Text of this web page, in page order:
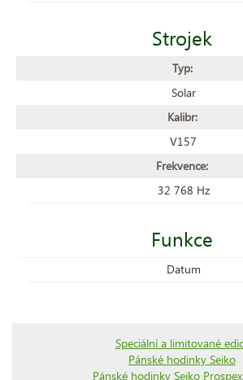
Strojek
Typ:
Solar
Kalibr:
V157
Frekvence:
32 768 Hz
Funkce
Datum
Speciální a limitované
Pánské hodinky Seiko
Pánské hodinky Seiko